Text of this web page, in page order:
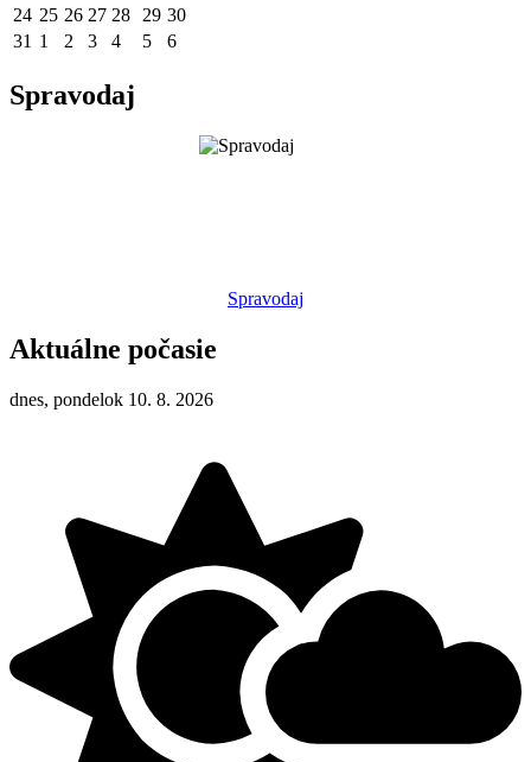
24 25 26 27 28 29 30
31 1 2 3 4 5 6
Spravodaj
Spravodaj
Aktuálne počasie
dnes, pondelok 10. 8. 2026